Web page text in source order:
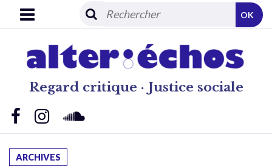
Regard critique · Justice sociale
OK
ARCHIVES